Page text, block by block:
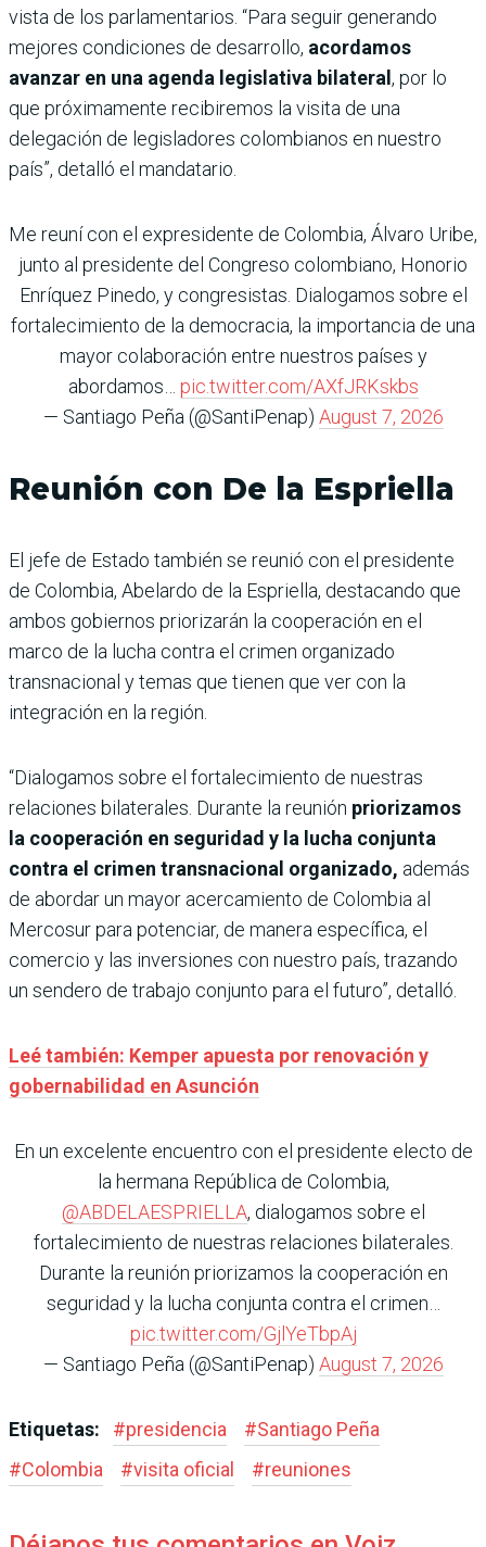
vista de los parlamentarios. “Para seguir generando
mejores condiciones de desarrollo, acordamos
avanzar en una agenda legislativa bilateral , por lo
que próximamente recibiremos la visita de una
delegación de legisladores colombianos en nuestro
país”, detalló el mandatario.
Me reuní con el expresidente de Colombia, Álvaro Uribe,
junto al presidente del Congreso colombiano, Honorio
Enríquez Pinedo, y congresistas. Dialogamos sobre el
fortalecimiento de la democracia, la importancia de una
mayor colaboración entre nuestros países y
abordamos… pic.twitter.com/AXfJRKskbs
— Santiago Peña (@SantiPenap) August 7, 2026
Reunión con De la Espriella
El jefe de Estado también se reunió con el presidente
de Colombia, Abelardo de la Espriella, destacando que
ambos gobiernos priorizarán la cooperación en el
marco de la lucha contra el crimen organizado
transnacional y temas que tienen que ver con la
integración en la región.
“Dialogamos sobre el fortalecimiento de nuestras
relaciones bilaterales. Durante la reunión priorizamos
la cooperación en seguridad y la lucha conjunta
contra el crimen transnacional organizado, además
de abordar un mayor acercamiento de Colombia al
Mercosur para potenciar, de manera específica, el
comercio y las inversiones con nuestro país, trazando
un sendero de trabajo conjunto para el futuro”, detalló.
Leé también: Kemper apuesta por renovación y
gobernabilidad en Asunción
En un excelente encuentro con el presidente electo de
la hermana República de Colombia,
@ABDELAESPRIELLA, dialogamos sobre el
fortalecimiento de nuestras relaciones bilaterales.
Durante la reunión priorizamos la cooperación en
seguridad y la lucha conjunta contra el crimen…
pic.twitter.com/GjlYeTbpAj
— Santiago Peña (@SantiPenap) August 7, 2026
Etiquetas: #presidencia #Santiago Peña
#Colombia #visita oficial #reuniones